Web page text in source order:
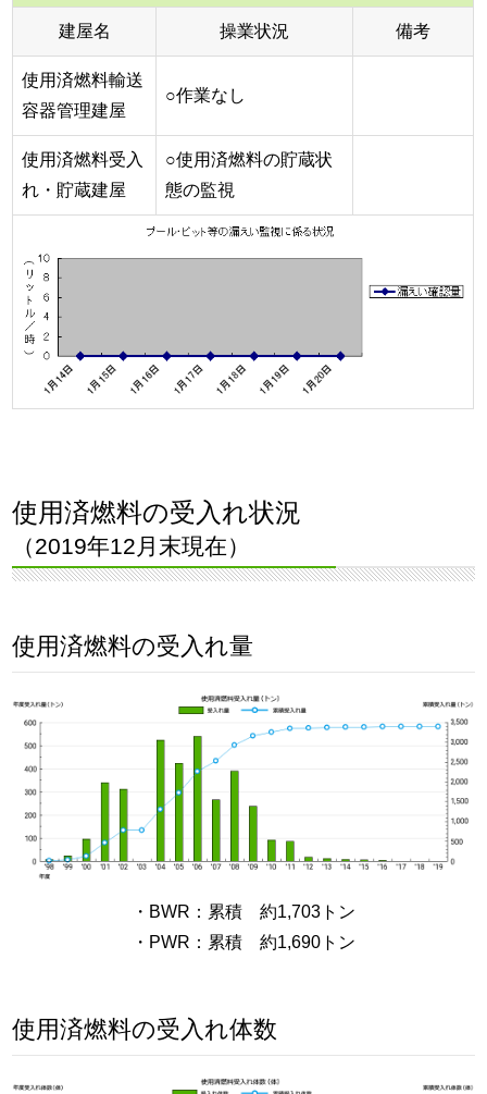
建屋名 操業状況 備考
使用済燃料輸送
容器管理建屋
○作業なし
使用済燃料受入
れ・貯蔵建屋
○使用済燃料の貯蔵状
態の監視
使用済燃料の受入れ状況
（2019年12月末現在）
使用済燃料の受入れ量
・BWR：累積 約1,703トン
・PWR：累積 約1,690トン
使用済燃料の受入れ体数